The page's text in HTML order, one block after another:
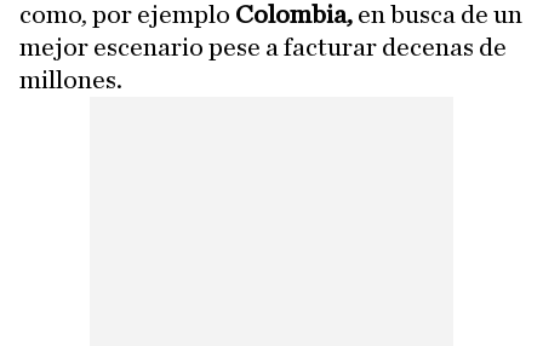
como, por ejemplo Colombia, en busca de un
mejor escenario pese a facturar decenas de
millones.